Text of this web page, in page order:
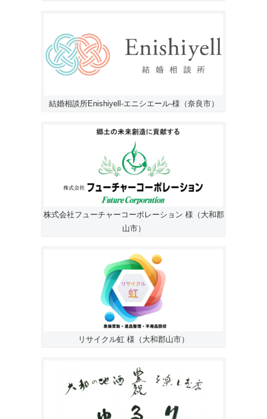
結婚相談所Enishiyell-エニシエール-様（奈良市）
株式会社フューチャーコーポレーション 様（大和郡
山市）
リサイクル虹 様（大和郡山市）